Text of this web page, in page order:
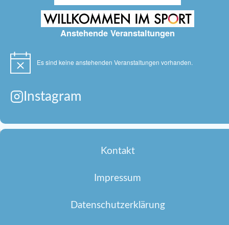
Anstehende Veranstaltungen
Hinweis Es sind keine anstehenden Veranstaltungen vorhanden.
Instagram
Kontakt
Impressum
Datenschutzerklärung